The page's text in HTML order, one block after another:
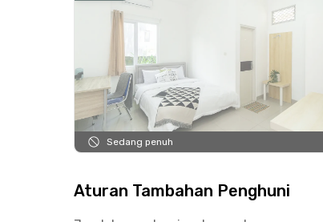
Sedang penuh
Aturan Tambahan Penghuni